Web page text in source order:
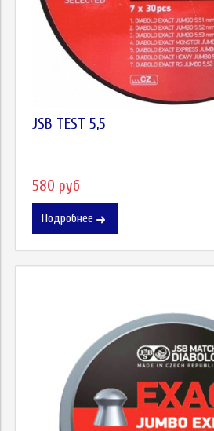
JSB TEST 5,5
580 руб
Подробнее